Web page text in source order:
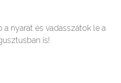
nyarat és vadásszátok le a
is!